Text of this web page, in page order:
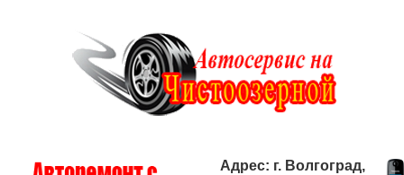
Адрес: г. Волгоград,